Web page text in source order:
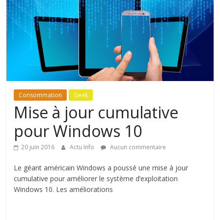
Consommation Geek
Mise à jour cumulative
pour Windows 10
20 juin 2016 Actu Info Aucun commentaire
Le géant américain Windows a poussé une mise à jour
cumulative pour améliorer le système d’exploitation
Windows 10. Les améliorations